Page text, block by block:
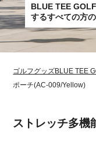
BLUE TEE
するすべての方
ゴルフグッズBLUE TEE
ポーチ(AC-009/Yellow)
ストレッチ多機